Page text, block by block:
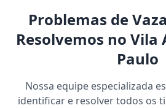
Problemas de
Resolvemos no Vila
Paulo
Nossa equipe especializada
identificar e resolver todos os